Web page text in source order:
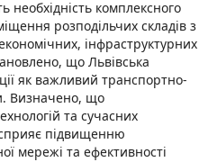
необхідність комплексного
розподільчих складів з
інфраструктурних
що Львівська
як важливий транспортно-
Визначено, що
та сучасних
підвищенню
мережі та ефективності